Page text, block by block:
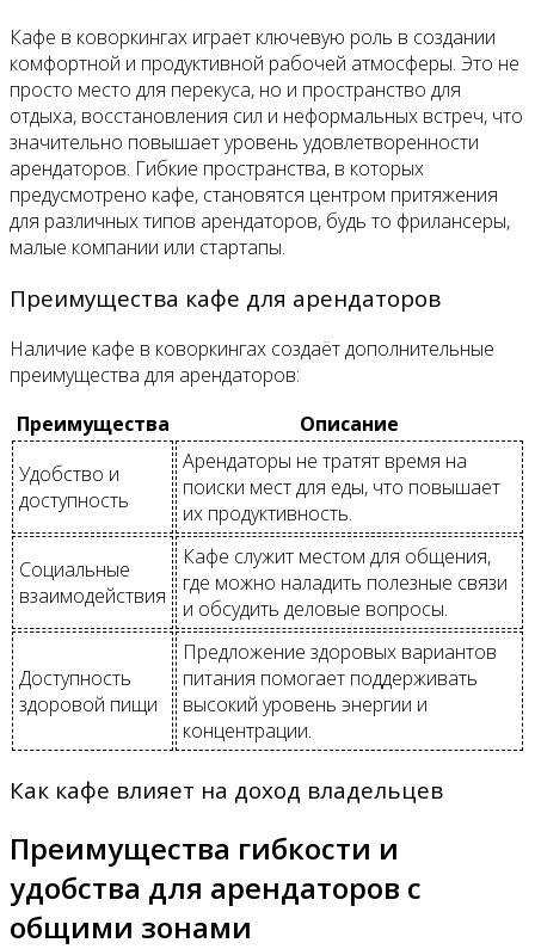
Кафе в коворкингах играет ключевую роль в создании
комфортной и продуктивной рабочей атмосферы. Это не
просто место для перекуса, но и пространство для
отдыха, восстановления сил и неформальных встреч, что
значительно повышает уровень удовлетворенности
арендаторов. Гибкие пространства, в которых
предусмотрено кафе, становятся центром притяжения
для различных типов арендаторов, будь то фрилансеры,
малые компании или стартапы.
Преимущества кафе для арендаторов
Наличие кафе в коворкингах создаёт дополнительные
преимущества для арендаторов:
Преимущества
Описание
Удобство и
доступность
Арендаторы не тратят время на
поиски мест для еды, что повышает
их продуктивность.
Социальные
взаимодействия
Кафе служит местом для общения,
где можно наладить полезные связи
и обсудить деловые вопросы.
Доступность
здоровой пищи
Предложение здоровых вариантов
питания помогает поддерживать
высокий уровень энергии и
концентрации.
Как кафе влияет на доход владельцев
Преимущества гибкости и
удобства для арендаторов с
общими зонами